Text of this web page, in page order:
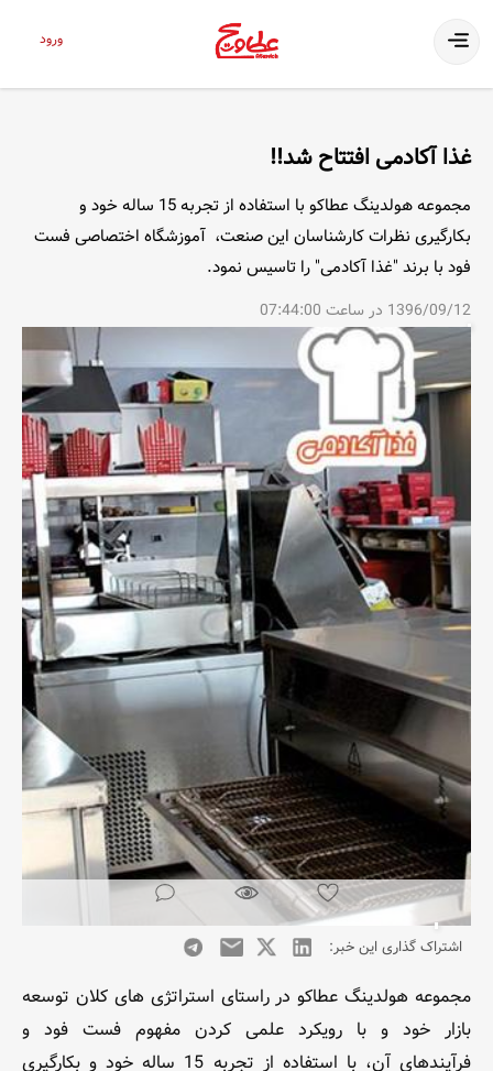
ورود
غذا آکادمی افتتاح شد!!
1396/09/12 در ساعت 07:44:00
مجموعه هولدینگ عطاکو با استفاده از تجربه 15 ساله خود و
بکارگیری نظرات کارشناسان این صنعت، آموزشگاه اختصاصی فست
فود با برند "غذا آکادمی" را تاسیس نمود.
اشتراک گذاری این خبر:
مجموعه هولدینگ عطاکو در راستای استراتژی های کلان توسعه
بازار خود و با رویکرد علمی کردن مفهوم فست فود و
فرآیندهای آن، با استفاده از تجربه 15 ساله خود و بکارگیری